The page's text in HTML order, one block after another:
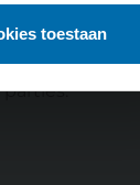
toestaan
(see